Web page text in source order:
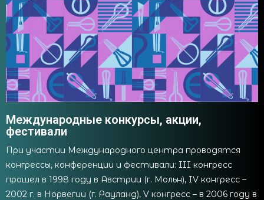
Международные конкурсы, акции,
фестивали
При участии Международного центра проводятся
конгрессы, конференции и фестивали: III конгресс
прошел в 1998 году в Австрии (г. Мольн), IV конгресс –
2002 г. в Норвегии (г. Рауланд), V конгресс – в 2006 году в